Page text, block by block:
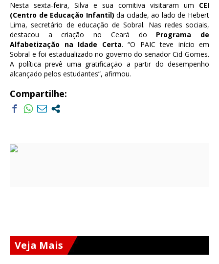
Nesta sexta-feira, Silva e sua comitiva visitaram um CEI
(Centro de Educação Infantil) da cidade, ao lado de Hebert
Lima, secretário de educação de Sobral. Nas redes sociais,
destacou a criação no Ceará do Programa de
Alfabetização na Idade Certa. “O PAIC teve início em
Sobral e foi estadualizado no governo do senador Cid Gomes.
A política prevê uma gratificação a partir do desempenho
alcançado pelos estudantes”, afirmou.
Compartilhe:
Veja Mais